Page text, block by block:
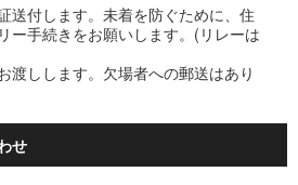
送付します。未着を防ぐために、住
ー手続きをお願いします。(リレーは
渡しします。欠場者への郵送はあり
せ